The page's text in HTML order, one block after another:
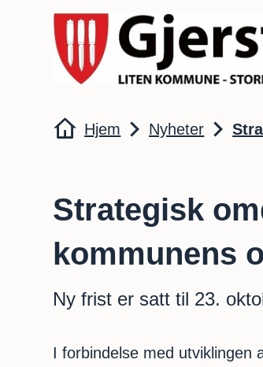
Gjerstad kommune
Du er her:
Hjem Nyheter
Strategisk
kommunens
Ny frist er satt til 23.
I forbindelse med utviklingen